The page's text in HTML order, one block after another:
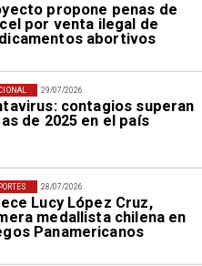
propone penas de
por venta ilegal de
abortivos
29/07/2026
contagios superan
de 2025 en el país
28/07/2026
Lucy López Cruz,
medallista chilena en
Panamericanos